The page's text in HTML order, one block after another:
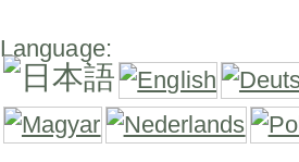
Language: